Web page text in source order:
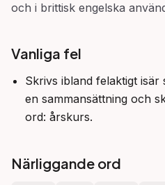
och i brittisk engelska
Vanliga fel
Skrivs ibland felaktigt isär
en sammansättning och
ord: årskurs.
Närliggande ord